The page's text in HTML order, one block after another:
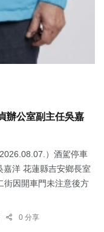
辦公室副主任吳嘉
）酒駕停車
洋 花蓮縣吉安鄉長室
街因開車門未注意後方
0 分享